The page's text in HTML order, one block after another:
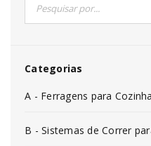
Categorias
A - Ferragens para
B - Sistemas de Correr